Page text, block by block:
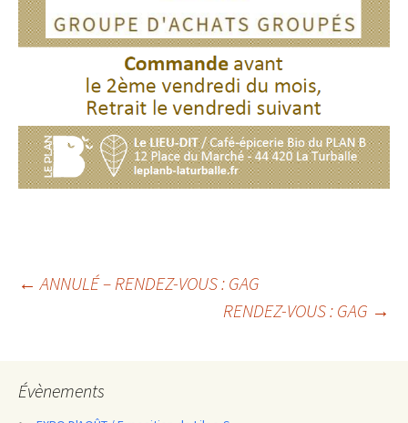
Navigation
← ANNULÉ – RENDEZ-VOUS : GAG
RENDEZ-VOUS : GAG →
Évènements